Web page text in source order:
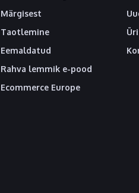
Märgisest
Taotlemine
Eemaldatud
Rahva lemmik e-pood
Ecommerce Europe